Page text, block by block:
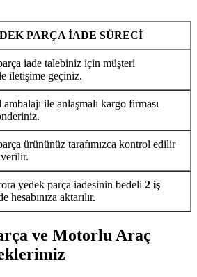
PARÇA İADE SÜRECİ
iade talebiniz için müşteri
iletişime geçiniz.
ile anlaşmalı kargo firması
ürününüz tarafımızca kontrol edilir
yedek parça iadesinin bedeli 2 iş
hesabınıza aktarılır.
ve Motorlu Araç